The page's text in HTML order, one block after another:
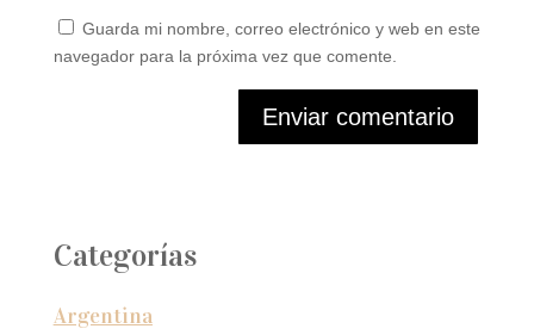
Guarda mi nombre, correo electrónico y web en este
navegador para la próxima vez que comente.
Enviar comentario
Categorías
Argentina